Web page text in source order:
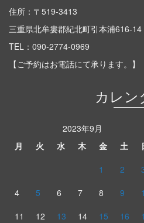
住所：〒519-3413
三重県北牟婁郡紀北町引本浦616-14
TEL： 090-2774-0969
【ご予約はお電話にて承ります。】
カレン
2023年9月
月
火 水 木 金 土
1
2
4
5 6 7 8 9
11
12 13 14 15 16